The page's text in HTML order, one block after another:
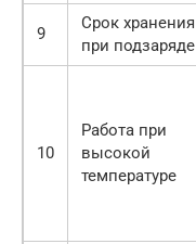
9
Срок хранения
при подзаряде
10
Работа при
высокой
температуре